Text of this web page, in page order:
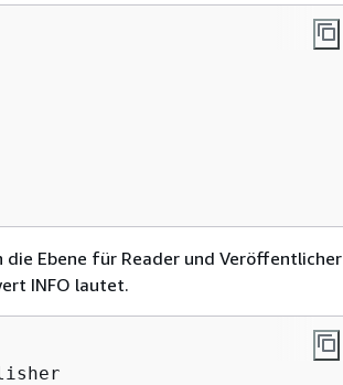
Ebene für Reader und Veröffentlicher
INFO lautet.